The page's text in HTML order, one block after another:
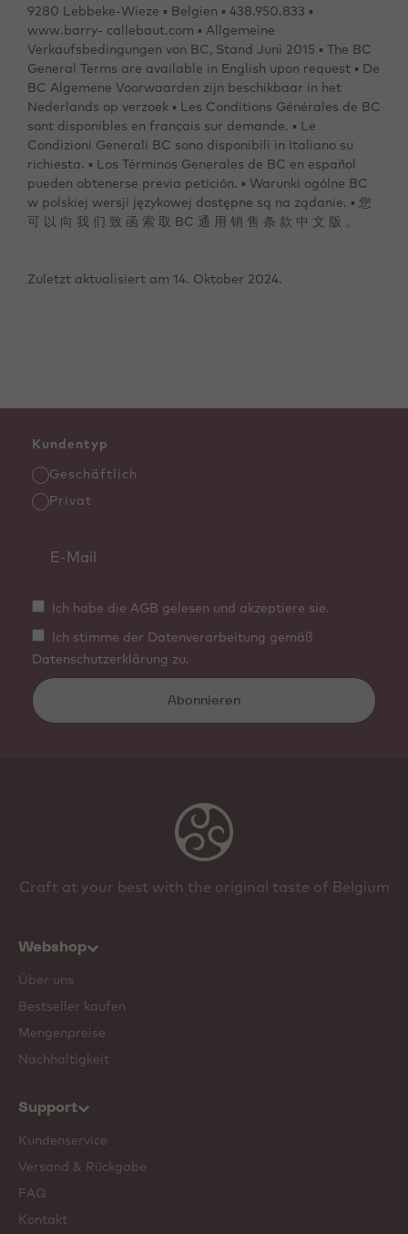
9280 Lebbeke-Wieze ▪ Belgien ▪ 438.950.833 ▪
www.barry- callebaut.com ▪ Allgemeine
Verkaufsbedingungen von BC, Stand Juni 2015 ▪ The BC
General Terms are available in English upon request ▪ De
BC Algemene Voorwaarden zijn beschikbaar in het
Nederlands op verzoek ▪ Les Conditions Générales de BC
sont disponibles en français sur demande. ▪ Le
Condizioni Generali BC sono disponibili in Italiano su
richiesta. ▪ Los Términos Generales de BC en español
pueden obtenerse previa petición. ▪ Warunki ogólne BC
w polskiej wersji językowej dostępne są na ządanie. ▪ 您
可 以 向 我 们 致 函 索 取 BC 通 用 销 售 条 款 中 文 版 。
Zuletzt aktualisiert am 14. Oktober 2024.
Kundentyp
Geschäftlich
Privat
Ich habe die AGB gelesen und akzeptiere sie.
Ich stimme der Datenverarbeitung gemäß
Datenschutzerklärung zu.
Abonnieren
Craft at your best with the original taste of Belgium
Webshop
Über uns
Bestseller kaufen
Mengenpreise
Nachhaltigkeit
Support
Kundenservice
Versand & Rückgabe
FAQ
Kontakt